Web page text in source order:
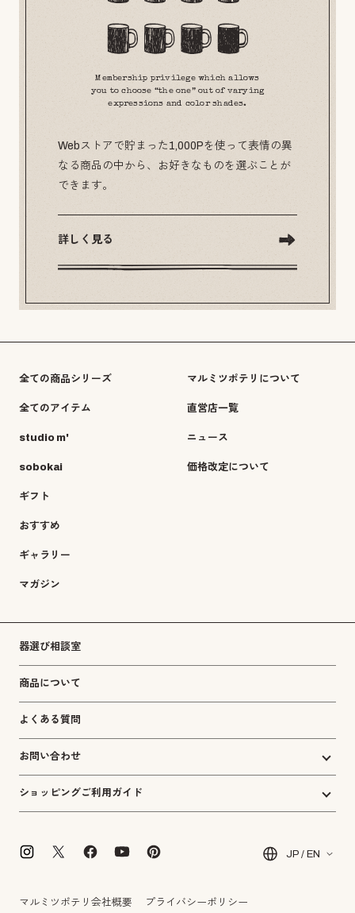
Membership privilege which allows
you to choose “the one” out of varying
expressions and color shades.
Webストアで貯まった1,000Pを使って表情の異
なる商品の中から、お好きなものを選ぶことが
できます。
詳しく見る
全ての商品シリーズ
全てのアイテム
studio m'
sobokai
ギフト
おすすめ
ギャラリー
マガジン
マルミツポテリについて
直営店一覧
ニュース
価格改定について
器選び相談室
商品について
よくある質問
お問い合わせ
ショッピングご利用ガイド
JP / EN
マルミツポテリ会社概要 プライバシーポリシー